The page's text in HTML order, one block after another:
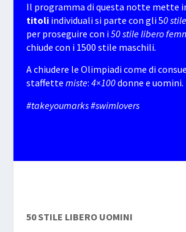
Il programma di questa notte mette
titoliindividuali si parte con gli 50
per proseguire con i50 stile libero
chiude con i1500 stile maschili.
A chiudere le Olimpiadi come di
staffette miste: 4×100donne e uomini.
#takeyoumarks #swimlovers
50 STILE LIBERO UOMINI